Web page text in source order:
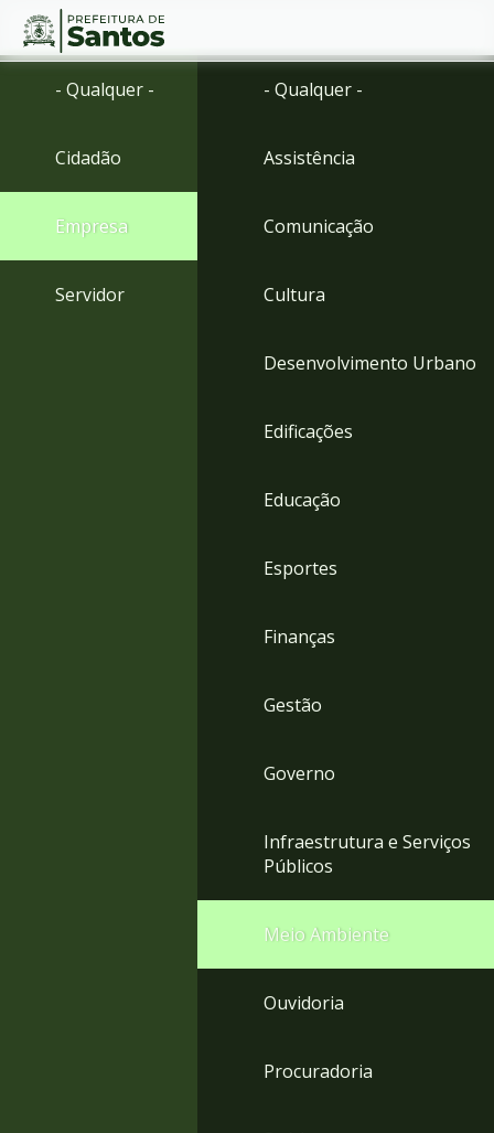
Ir
Ir
menu
Conteúdo
- Qualquer -
Cidadão
Empresa
Servidor
- Qualquer -
Assistência
Comunicação
Cultura
Desenvolvimento Urbano
Edificações
Educação
Esportes
Finanças
Gestão
Governo
Infraestrutura e Serviços
Públicos
Meio Ambiente
Ouvidoria
Procuradoria